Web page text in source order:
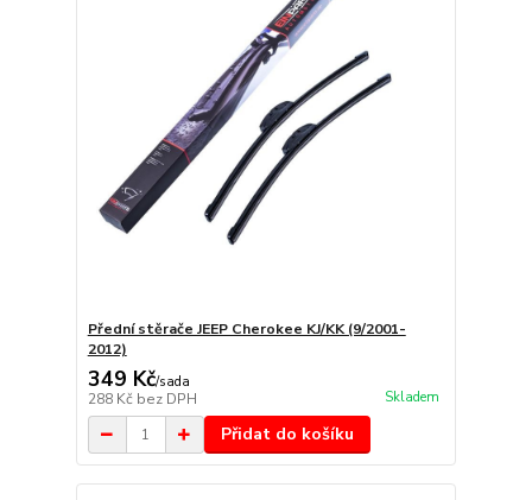
Přední stěrače JEEP Cherokee KJ/KK (9/2001-
2012)
349 Kč/sada
288 Kč bez DPH Skladem
Přidat do košíku